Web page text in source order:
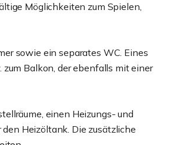
Möglichkeiten zum Spielen,
sowie ein separates WC. Eines
Balkon, der ebenfalls mit einer
einen Heizungs- und
Heizöltank. Die zusätzliche